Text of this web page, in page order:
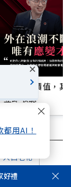
用AI！
EMBA的價值，
立即收聽
人口老化
好禮
×